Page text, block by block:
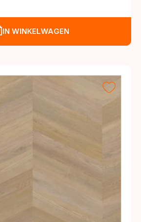
IN WINKELWAGEN